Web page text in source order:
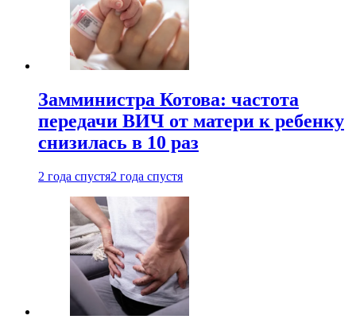
Замминистра Котова: частота
передачи ВИЧ от матери к ребенку
снизилась в 10 раз
2 года спустя2 года спустя